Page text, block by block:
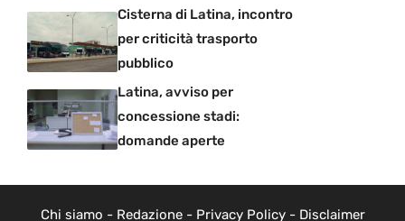
Cisterna di Latina, incontro
per criticità trasporto
pubblico
Latina, avviso per
concessione stadi:
domande aperte
Chi siamo - Redazione- Privacy Policy- Disclaimer